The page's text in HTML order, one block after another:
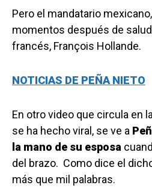
Pero el mandatario
momentos después de
francés, François Hollande.
NOTICIAS DE PEÑA NIETO
En otro video que circula en
se ha hecho viral, se ve a
la mano de su esposa
del brazo. Como dice el
más que mil palabras.